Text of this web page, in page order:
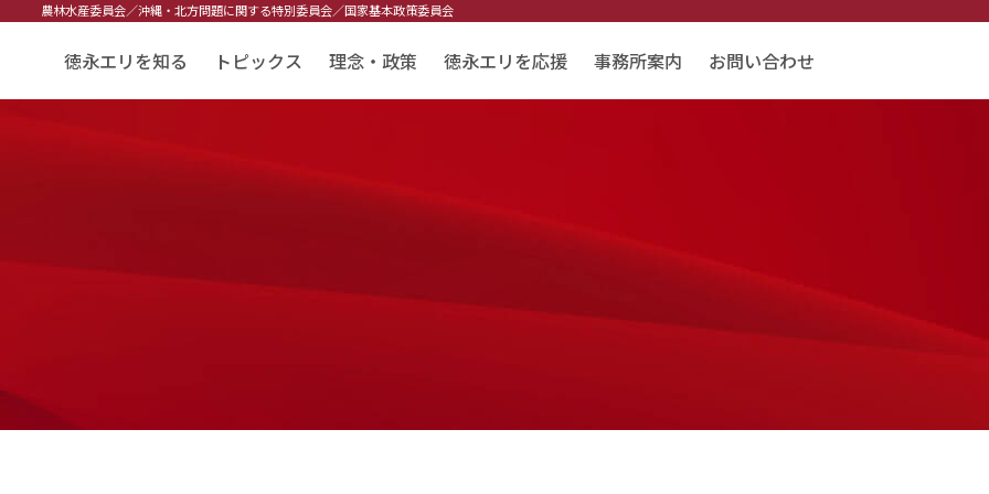
農林水産委員会／沖縄・北方問題に関する特別委員会／国家基本政策委員会
徳永エリを知る トピックス 理念・政策 徳永エリを応援 事務所案内 お問い合わせ